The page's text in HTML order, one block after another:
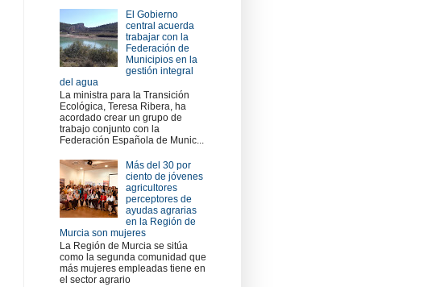
El Gobierno
central acuerda
trabajar con la
Federación de
Municipios en la
gestión integral
del agua
La ministra para la Transición
Ecológica, Teresa Ribera, ha
acordado crear un grupo de
trabajo conjunto con la
Federación Española de Munic...
Más del 30 por
ciento de jóvenes
agricultores
perceptores de
ayudas agrarias
en la Región de
Murcia son mujeres
La Región de Murcia se sitúa
como la segunda comunidad que
más mujeres empleadas tiene en
el sector agrario